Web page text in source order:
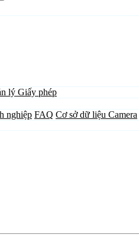
lý Giấy phép
nghiệp FAQ Cơ sở dữ liệu Camera